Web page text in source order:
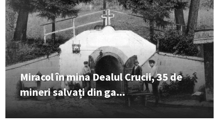
Miracol în mina Dealul Crucii, 35 de
mineri salvați din ga...